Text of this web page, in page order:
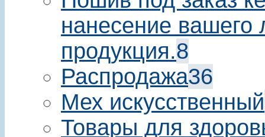
нанесение вашего
продукция.8
Распродажа36
Мех искусственный
Товары для